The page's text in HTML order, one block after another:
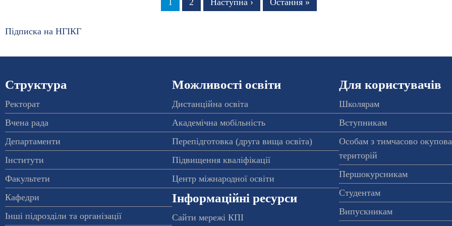
Сторінка
1 Сторінка
2
Наступна
Наступна ›
Остання
Остання »
Підписка на НГІКГ
Структура
Ректорат
Вчена рада
Департаменти
Інститути
Факультети
Кафедри
Інші підрозділи та організації
Можливості освіти
Дистанційна освіта
Академічна мобільність
Перепідготовка (друга вища освіта)
Підвищення кваліфікації
Центр міжнародної освіти
Інформаційні ресурси
Сайти мережі КПІ
Для користувачів
Школярам
Вступникам
Особам з тимчасово
територій
Першокурсникам
Студентам
Випускникам